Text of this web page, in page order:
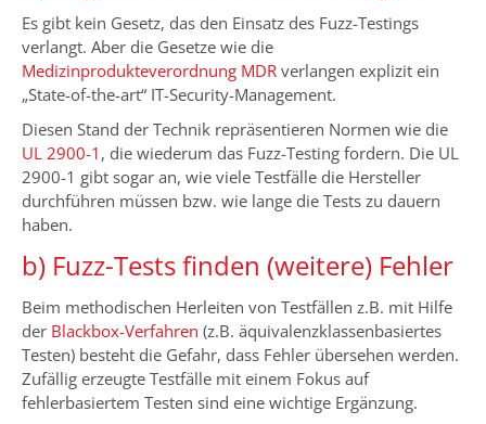
Es gibt kein Gesetz, das den Einsatz des Fuzz-Testings
verlangt. Aber die Gesetze wie die
Medizinprodukteverordnung MDR verlangen explizit ein
„State-of-the-art“ IT-Security-Management.
Diesen Stand der Technik repräsentieren Normen wie die
UL 2900-1 , die wiederum das Fuzz-Testing fordern. Die UL
2900-1 gibt sogar an, wie viele Testfälle die Hersteller
durchführen müssen bzw. wie lange die Tests zu dauern
haben.
b) Fuzz-Tests finden (weitere) Fehler
Beim methodischen Herleiten von Testfällen z.B. mit Hilfe
der Blackbox-Verfahren (z.B. äquivalenzklassenbasiertes
Testen) besteht die Gefahr, dass Fehler übersehen werden.
Zufällig erzeugte Testfälle mit einem Fokus auf
fehlerbasiertem Testen sind eine wichtige Ergänzung.